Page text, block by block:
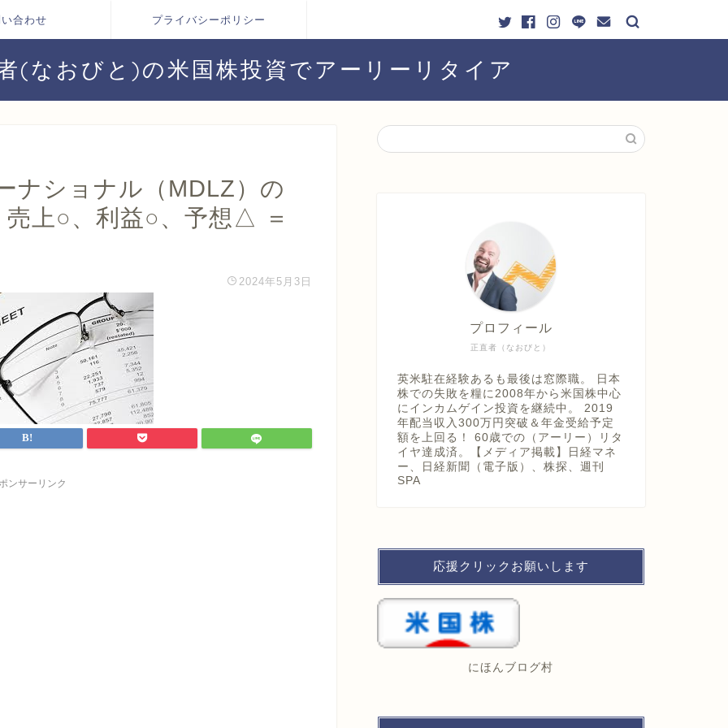
合わせ プライバシーポリシー
(なおびと)の米国株投資でアーリーリタイア
ナショナル（MDLZ）の
上○、利益○、予想△ ＝
2024年5月3日
ンサーリンク
正直者（なおびと）
プロフィール
英米駐在経験あるも最後は窓際職。 日本
株での失敗を糧に2008年から米国株中心
にインカムゲイン投資を継続中。 2019
年配当収入300万円突破＆年金受給予定
額を上回る！ 60歳での（アーリー）リタ
イヤ達成済。【メディア掲載】日経マネ
ー、日経新聞（電子版）、株探、週刊
SPA
応援クリックお願いします
にほんブログ村